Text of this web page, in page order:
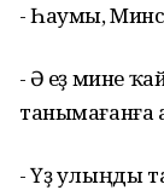
- Һаумы,
- Ә һеҙ мине
танымағанға
- Үҙ улыңды